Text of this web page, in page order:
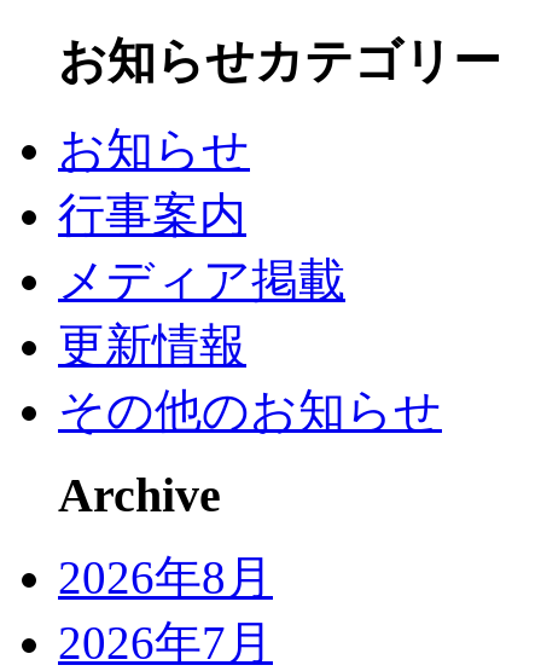
お知らせカテゴリー
お知らせ
行事案内
メディア掲載
更新情報
その他のお知らせ
Archive
2026年8月
2026年7月